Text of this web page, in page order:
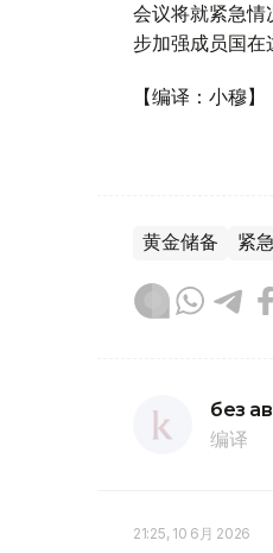
会议将就紧急情
步加强成员国在
【编译：小穆】
黄金储备 紧
без
编译
21:25, 10 6月 2026